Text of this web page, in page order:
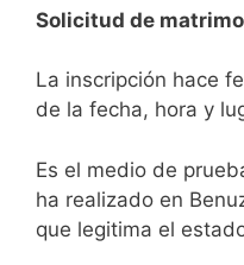
Solicitud de
La inscripción hace
de la fecha, hora y
Es el medio de
ha realizado en
que legitima el